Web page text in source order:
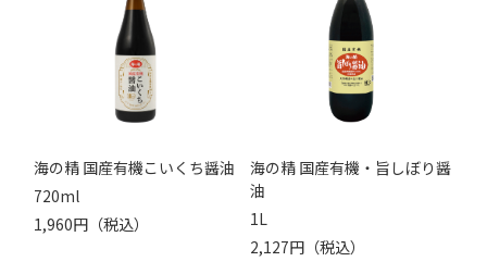
海の精 国産有機こいくち醤油
720ml
1,960円（税込）
海の精 国産有機・旨しぼり醤
油
1L
2,127円（税込）